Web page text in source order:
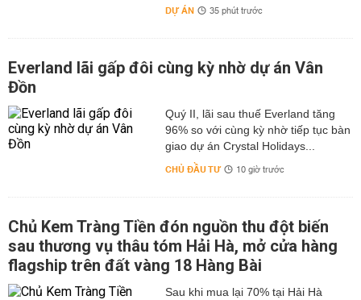
DỰ ÁN 35 phút trước
Everland lãi gấp đôi cùng kỳ nhờ dự án Vân
Đồn
Quý II, lãi sau thuế Everland tăng
96% so với cùng kỳ nhờ tiếp tục bàn
giao dự án Crystal Holidays...
CHỦ ĐẦU TƯ 10 giờ trước
Chủ Kem Tràng Tiền đón nguồn thu đột biến
sau thương vụ thâu tóm Hải Hà, mở cửa hàng
flagship trên đất vàng 18 Hàng Bài
Sau khi mua lại 70% tại Hải Hà